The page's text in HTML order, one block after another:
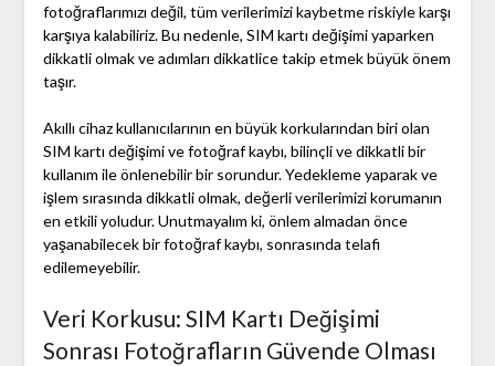
fotoğraflarımızı değil, tüm verilerimizi kaybetme riskiyle karşı
karşıya kalabiliriz. Bu nedenle, SIM kartı değişimi yaparken
dikkatli olmak ve adımları dikkatlice takip etmek büyük önem
taşır.
Akıllı cihaz kullanıcılarının en büyük korkularından biri olan
SIM kartı değişimi ve fotoğraf kaybı, bilinçli ve dikkatli bir
kullanım ile önlenebilir bir sorundur. Yedekleme yaparak ve
işlem sırasında dikkatli olmak, değerli verilerimizi korumanın
en etkili yoludur. Unutmayalım ki, önlem almadan önce
yaşanabilecek bir fotoğraf kaybı, sonrasında telafi
edilemeyebilir.
Veri Korkusu: SIM Kartı Değişimi
Sonrası Fotoğrafların Güvende Olması